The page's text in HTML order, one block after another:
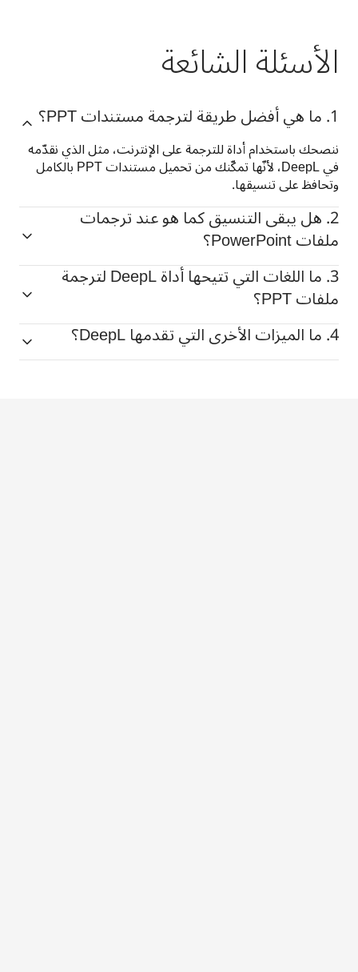
الأسئلة الشائعة
1. ما هي أفضل طريقة لترجمة مستندات PPT؟
وتحافظ على تنسيقها.
2. هل يبقى التنسيق كما هو عند ترجمات
ملفات PowerPoint؟
3. ما اللغات التي تتيحها أداة DeepL لترجمة
ملفات PPT؟
4. ما الميزات الأخرى التي تقدمها DeepL؟